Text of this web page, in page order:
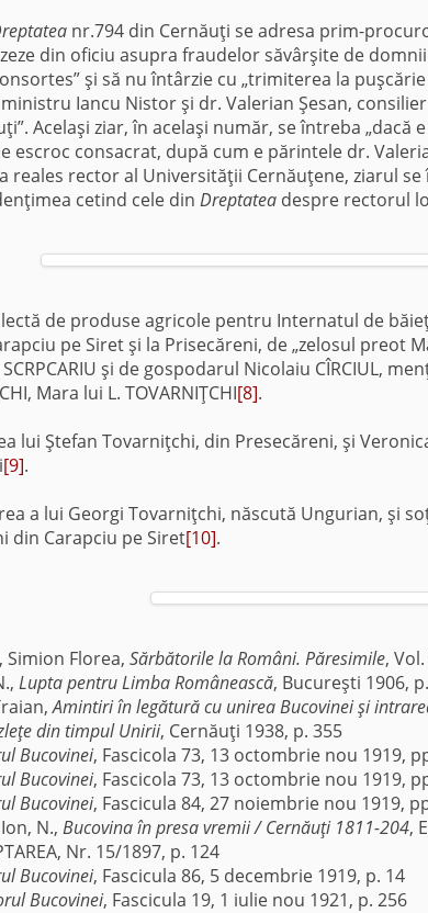
nr.794 din Cernăuţi se adresa prim-
din oficiu asupra fraudelor săvârşite de domnii
şi să nu întârzie cu „trimiterea la
Iancu Nistor şi dr. Valerian Şesan,
Acelaşi ziar, în acelaşi număr, se întreba
escroc consacrat, după cum e părintele dr.
reales rector al Universităţii Cernăuţene, ziarul
cetind cele din Dreptatea despre rectorul
de produse agricole pentru Internatul de
pe Siret şi la Prisecăreni, de „zelosul preot
şi de gospodarul Nicolaiu CÎRCIUL,
Mara lui L. TOVARNIŢCHI[8].
lui Ştefan Tovarniţchi, din Presecăreni, şi
[9].
a lui Georgi Tovarniţchi, născută Ungurian, şi
din Carapciu pe Siret[10].
Simion Florea, Sărbătorile la Români. Păresimile,
Lupta pentru Limba Românească, Bucureşti 1906,
Amintiri în legătură cu unirea Bucovinei şi
din timpul Unirii, Cernăuţi 1938, p. 355
Bucovinei, Fascicola 73, 13 octombrie nou 1919,
Bucovinei, Fascicola 73, 13 octombrie nou 1919,
Bucovinei, Fascicula 84, 27 noiembrie nou 1919,
N., Bucovina în presa vremii / Cernăuţi 1811-204,
Nr. 15/1897, p. 124
Bucovinei, Fascicula 86, 5 decembrie 1919, p. 14
Bucovinei, Fascicula 19, 1 iulie nou 1921, p. 256